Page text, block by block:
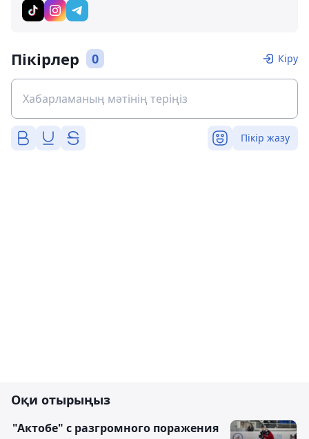
Пікірлер 0 Кіру
Пікір жазу
Оқи отырыңыз
"Актобе" с разгромного поражения